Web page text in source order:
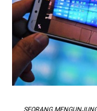
SEORANG